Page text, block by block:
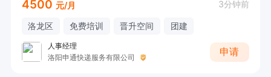
4500 元/月 3分钟前
洛龙区 免费培训 晋升空间 团建
人事经理
洛阳申通快递服务有限公司
申请